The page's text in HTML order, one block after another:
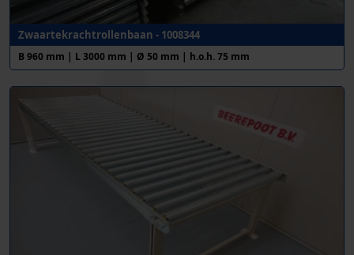
Zwaartekrachtrollenbaan - 1008344
B 960 mm | L 3000 mm | Ø 50 mm | h.o.h. 75 mm